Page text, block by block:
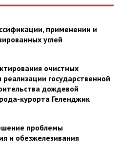
применении и
углей
очистных
государственной
дождевой
курорта Геленджик
проблемы
и обезжелезивания